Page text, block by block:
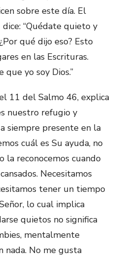
sobre este día. El
“Quédate quieto y
qué dijo eso? Esto
en las Escrituras.
que yo soy Dios.”
11 del Salmo 46, explica
nuestro refugio y
siempre presente en la
cuál es Su ayuda, no
la reconocemos cuando
Necesitamos
tener un tiempo
lo cual implica
quietos no significa
mentalmente
nada. No me gusta